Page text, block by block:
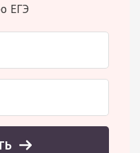
ЕГЭ